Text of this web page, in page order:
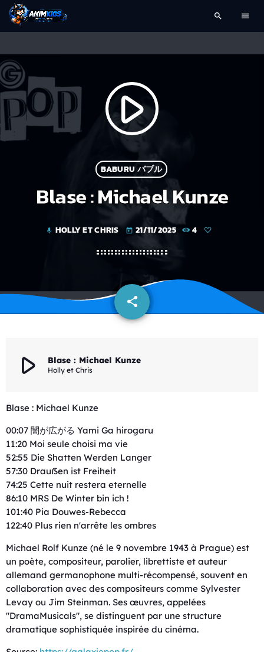
search menu
play_arrow
BABURU バブル
Blase : Michael Kunze
mic HOLLY ET CHRIS today 21/11/2025 4
share
email
play_arrow Blase : Michael Kunze
Holly et Chris
Blase : Michael Kunze
00:07 闇が広がる Yami Ga hirogaru
11:20 Moi seule choisi ma vie
52:55 Die Shatten Werden Langer
57:30 Drauẞen ist Freiheit
74:25 Cette nuit restera eternelle
86:10 MRS De Winter bin ich !
101:40 Pia Douwes-Rebecca
122:40 Plus rien n'arrête les ombres
Michael Rolf Kunze (né le 9 novembre 1943 à Prague) est
un poète, compositeur, parolier, librettiste et auteur
allemand germanophone multi-récompensé, souvent en
collaboration avec des compositeurs comme Sylvester
Levay ou Jim Steinman. Ses œuvres, appelées
"DramaMusicals", se distinguent par une structure
dramatique sophistiquée inspirée du cinéma.